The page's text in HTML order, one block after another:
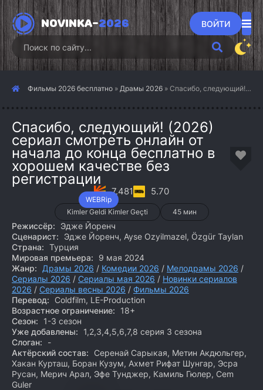
NOVINKA-2026 ВОЙТИ
Фильмы 2026 бесплатно » Драмы 2026 » Спасибо, следующий! (2026)
Спасибо, следующий! (2026)
сериал смотреть онлайн от
начала до конца бесплатно в
хорошем качестве без
регистрации
WEBRip
7.481 5.70
Kimler Geldi Kimler Geçti 45 мин
Режиссёр:
Эдже Йоренч
Сценарист:
Эдже Йоренч, Ayse Ozyilmazel, Özgür Taylan
Страна: Турция
Мировая премьера:
9 мая 2024
Жанр:
Драмы 2026 / Комедии 2026 / Мелодрамы 2026 /
Сериалы 2026 / Сериалы мая 2026 / Новинки сериалов
2026 / Сериалы весны 2026 / Фильмы 2026
Перевод:
Coldfilm, LE-Production
Возрастное ограничение:
18+
Сезон:
1-3 сезон
Уже добавлены:
1,2,3,4,5,6,7,8 серия 3 сезона
Слоган:
-
Актёрский состав:
Серенай Сарыкая, Метин Акдюльгер,
Хакан Курташ, Боран Кузум, Ахмет Рифат Шунгар, Эсра
Русан, Мерич Арал, Эфе Тунджер, Камиль Гюлер, Cem
Guler